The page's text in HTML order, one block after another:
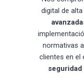
digital de
normativas
clientes en el
seguridad